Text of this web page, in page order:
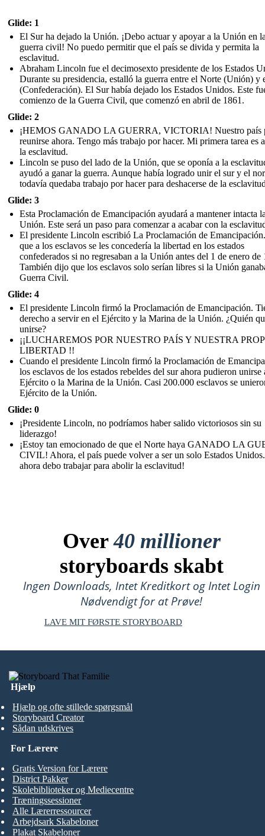
Glide: 1
El Sur ha dejado la Unión. ¡Debo actuar y apoyar a la Unión en
guerra civil! No puedo permitir que el país se divida y permita la
esclavitud.
Abraham Lincoln fue el decimosexto presidente de los Estados
Durante su presidencia, estalló la guerra entre el Norte (Unión) y
(Confederación). El Sur había dejado los Estados Unidos. Este
comienzo de la Guerra Civil, que comenzó en abril de 1861.
Glide: 2
¡HEMOS GANADO LA GUERRA, VICTORIA! Nuestro país
reunirse ahora. Tengo más trabajo por hacer. Mi primera tarea es
la esclavitud.
Lincoln se puso del lado de la Unión, que se oponía a la
ayudó a ganar la guerra. Aunque había logrado unir el sur y el
todavía quedaba trabajo por hacer para deshacerse de la
Glide: 3
Esta Proclamación de Emancipación ayudará a mantener intacta
Unión. Este será un paso para comenzar a acabar con la
El presidente Lincoln escribió La Proclamación de
que a los esclavos se les concedería la libertad en los estados
confederados si no regresaban a la Unión antes del 1 de enero de
También dijo que los esclavos solo serían libres si la Unión
Guerra Civil.
Glide: 4
El presidente Lincoln firmó la Proclamación de Emancipación.
derecho a servir en el Ejército y la Marina de la Unión. ¿Quién
unirse?
¡¡LUCHAREMOS POR NUESTRO PAÍS Y NUESTRA
LIBERTAD !!
Cuando el presidente Lincoln firmó la Proclamación de
los esclavos de los estados rebeldes del sur ahora pudieron unirse
Ejército o la Marina de la Unión. Casi 200.000 esclavos se
Ejército de la Unión.
Glide: 0
¡Presidente Lincoln, no podríamos haber salido victoriosos sin su
liderazgo!
¡Estoy tan emocionado de que el Norte haya GANADO LA
CIVIL! Ahora, el país puede volver a ser un solo Estados Unidos.
ahora debo trabajar para abolir la esclavitud!
Over40 millioner
storyboards skabt
Ingen Downloads, Intet Kreditkort og Intet Login
Nødvendigt for at Prøve!
LAVE MIT FØRSTE STORYBOARD
Hjælp
Hjælp og ofte stillede spørgsmål
Storyboard Creator
Sådan udskrives
For Lærere
Gratis Version for Lærere
District Pakker
Skolebiblioteker og Mediecentre
Træningssessioner
Alle Lærerressourcer
Arbejdsark Skabeloner
Plakat Skabeloner